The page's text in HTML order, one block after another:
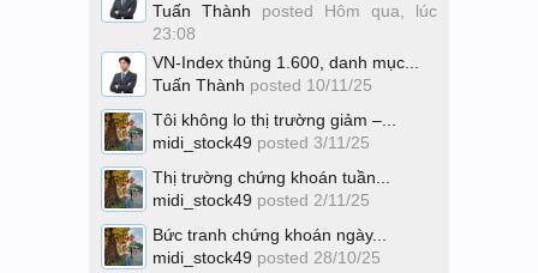
Tuấn Thành posted Hôm qua, lúc
23:08
VN-Index thủng 1.600, danh mục...
Tuấn Thành posted 10/11/25
Tôi không lo thị trường giảm –...
midi_stock49 posted 3/11/25
Thị trường chứng khoán tuần...
midi_stock49 posted 2/11/25
Bức tranh chứng khoán ngày...
midi_stock49 posted 28/10/25